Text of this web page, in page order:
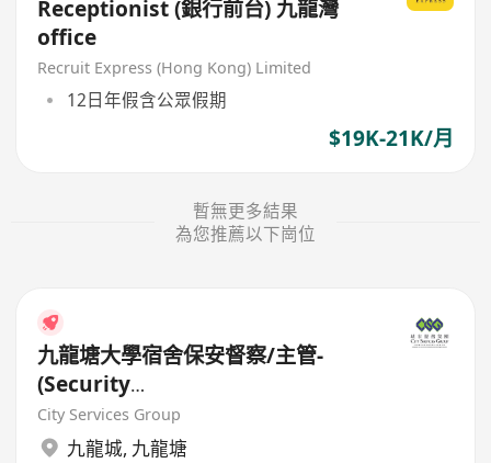
Receptionist (銀行前台) 九龍灣
office
Recruit Express (Hong Kong) Limited
12日年假含公眾假期
$19K-21K/月
暫無更多結果
為您推薦以下崗位
九龍塘大學宿舍保安督察/主管-
(Security
Supervisor/Inspector)-8.17小時
工作
City Services Group
九龍城, 九龍塘